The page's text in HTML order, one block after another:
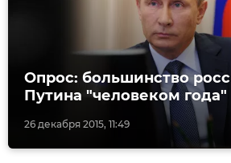
26 декабря 2015, 11:49
Опрос: большинство
Путина "человеком года"